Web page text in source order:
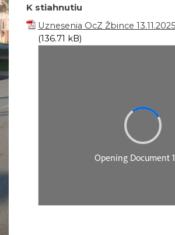
K stiahnutiu
Uznesenia OcZ Žbince 13.11.2025
(136.71 kB)